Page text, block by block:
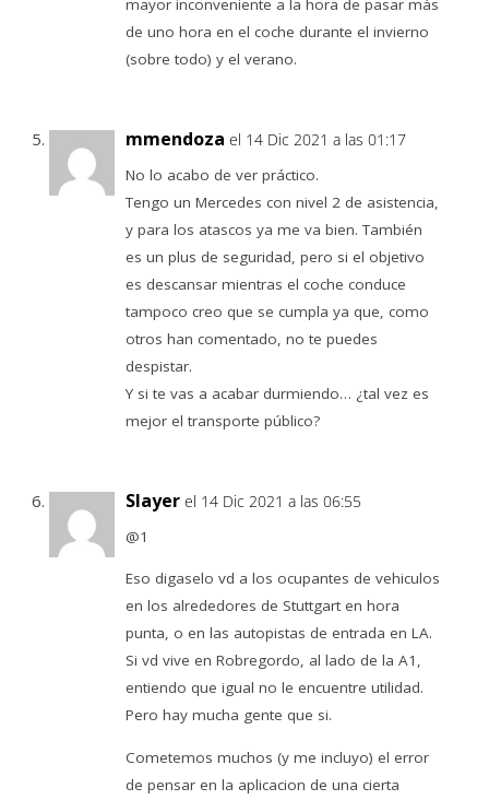
de uno hora en el coche durante el invierno
(sobre todo) y el verano.
mmendoza el 14 Dic 2021 a las 01:17
No lo acabo de ver práctico.
Tengo un Mercedes con nivel 2 de asistencia,
y para los atascos ya me va bien. También
es un plus de seguridad, pero si el objetivo
es descansar mientras el coche conduce
tampoco creo que se cumpla ya que, como
otros han comentado, no te puedes
despistar.
Y si te vas a acabar durmiendo… ¿tal vez es
mejor el transporte público?
Slayer el 14 Dic 2021 a las 06:55
@1
Eso digaselo vd a los ocupantes de vehiculos
en los alrededores de Stuttgart en hora
punta, o en las autopistas de entrada en LA.
Si vd vive en Robregordo, al lado de la A1,
entiendo que igual no le encuentre utilidad.
Pero hay mucha gente que si.
Cometemos muchos (y me incluyo) el error
de pensar en la aplicacion de una cierta